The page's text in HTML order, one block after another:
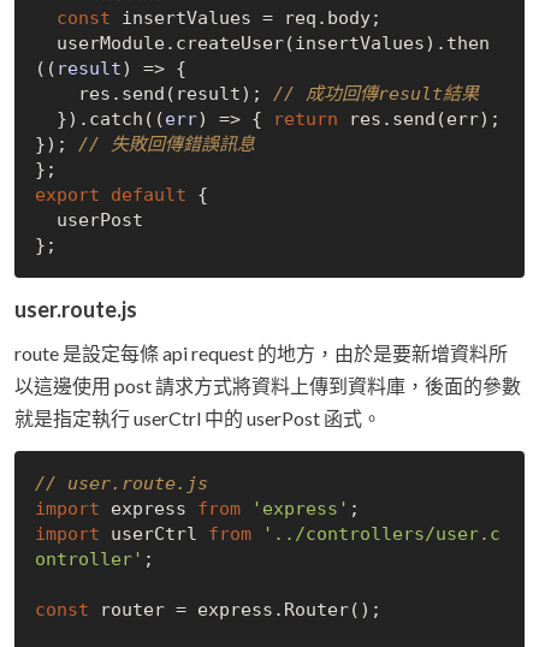
const insertValues = req.body;
( ( result) => {
    res.send(result);
// 成功回傳result結果
  }).catch(
(err) => { return res.send(err);
}); // 失敗回傳錯誤訊息
export
default {
user.route.js
route 是設定每條 api request 的地方，由於是要新增資料所
以這邊使用 post 請求方式將資料上傳到資料庫，後面的參數
就是指定執行 userCtrl 中的 userPost 函式。
// user.route.js
import express from 'express'
import userCtrl from
'../controllers/user.c
ontroller' ;
const router = express.Router();